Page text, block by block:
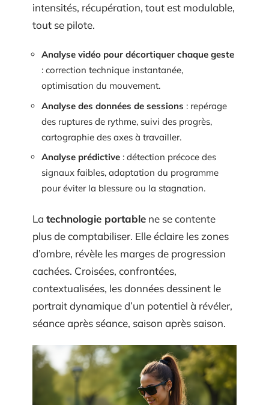
intensités, récupération, tout est modulable,
tout se pilote.
Analyse vidéo pour décortiquer chaque geste
: correction technique instantanée,
optimisation du mouvement.
Analyse des données de sessions : repérage
des ruptures de rythme, suivi des progrès,
cartographie des axes à travailler.
Analyse prédictive : détection précoce des
signaux faibles, adaptation du programme
pour éviter la blessure ou la stagnation.
La technologie portable ne se contente
plus de comptabiliser. Elle éclaire les zones
d’ombre, révèle les marges de progression
cachées. Croisées, confrontées,
contextualisées, les données dessinent le
portrait dynamique d’un potentiel à révéler,
séance après séance, saison après saison.